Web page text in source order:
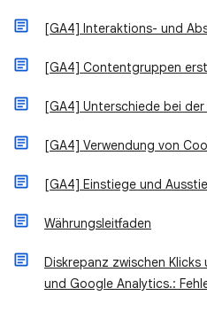
[GA4] Interaktions- und
[GA4] Contentgruppen
[GA4] Unterschiede bei
[GA4] Verwendung von
[GA4] Einstiege und
Währungsleitfaden
Diskrepanz zwischen
und Google Analytics.: